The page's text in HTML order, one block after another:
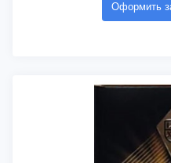
Оформить